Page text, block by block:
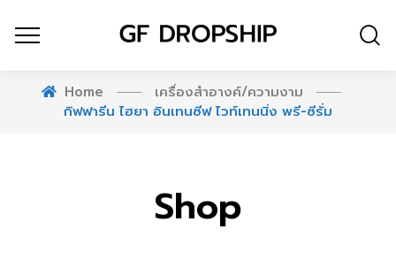
Home
เครื่องสำอางค์/ความงาม
กิฟฟารีน ไฮยา อินเทนซีฟ ไวท์เทนนิ่ง พรี-ซีรั่ม
Shop